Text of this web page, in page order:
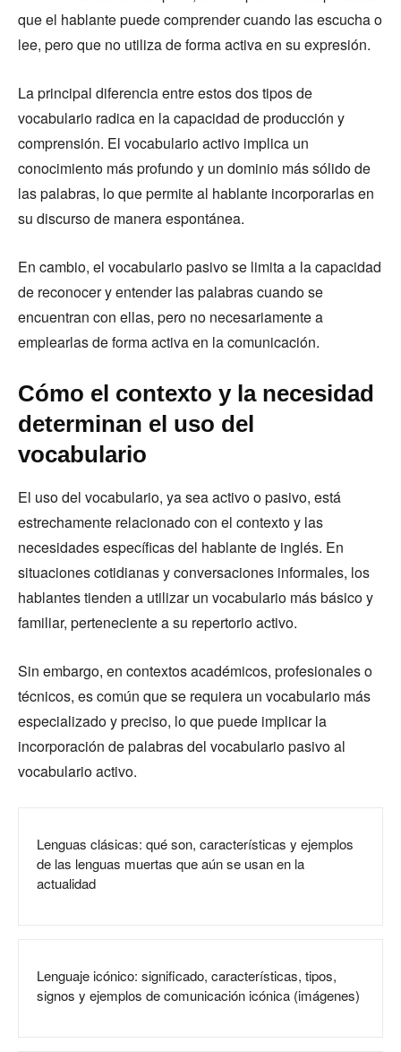
que el hablante puede comprender cuando las escucha o
lee, pero que no utiliza de forma activa en su expresión.
La principal diferencia entre estos dos tipos de
vocabulario radica en la capacidad de producción y
comprensión. El vocabulario activo implica un
conocimiento más profundo y un dominio más sólido de
las palabras, lo que permite al hablante incorporarlas en
su discurso de manera espontánea.
En cambio, el vocabulario pasivo se limita a la capacidad
de reconocer y entender las palabras cuando se
encuentran con ellas, pero no necesariamente a
emplearlas de forma activa en la comunicación.
Cómo el contexto y la necesidad
determinan el uso del
vocabulario
El uso del vocabulario, ya sea activo o pasivo, está
estrechamente relacionado con el contexto y las
necesidades específicas del hablante de inglés. En
situaciones cotidianas y conversaciones informales, los
hablantes tienden a utilizar un vocabulario más básico y
familiar, perteneciente a su repertorio activo.
Sin embargo, en contextos académicos, profesionales o
técnicos, es común que se requiera un vocabulario más
especializado y preciso, lo que puede implicar la
incorporación de palabras del vocabulario pasivo al
vocabulario activo.
Lenguas clásicas: qué son, características y ejemplos
de las lenguas muertas que aún se usan en la
actualidad
Lenguaje icónico: significado, características, tipos,
signos y ejemplos de comunicación icónica (imágenes)